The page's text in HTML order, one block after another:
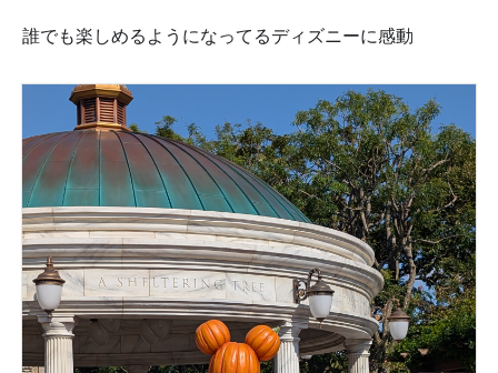
誰でも楽しめるようになってるディズニーに感動😭